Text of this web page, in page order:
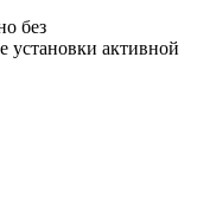
без
установки активной